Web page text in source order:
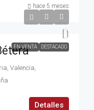
hace 5 meses
EN VENTA DESTACADO
Valencia,
Detalles